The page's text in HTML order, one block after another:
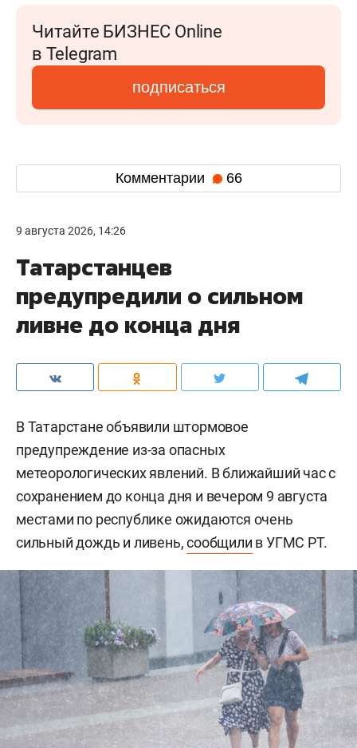
Читайте БИЗНЕС Online
в Telegram
подписаться
Комментарии 66
9 августа 2026, 14:26
Татарстанцев
предупредили о сильном
ливне до конца дня
В Татарстане объявили штормовое
предупреждение из-за опасных
метеорологических явлений. В ближайший час с
сохранением до конца дня и вечером 9 августа
местами по республике ожидаются очень
сильный дождь и ливень,сообщили в УГМС РТ.